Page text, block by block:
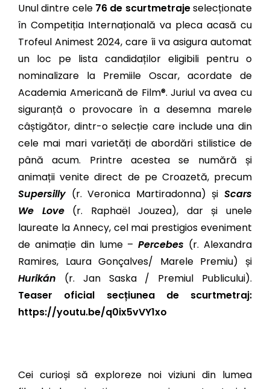
Unul dintre cele 76 de scurtmetrajeselecționate
în Competiția Internațională va pleca acasă cu
Trofeul Animest 2024, care îi va asigura automat
un loc pe lista candidaților eligibili pentru o
nominalizare la Premiile Oscar, acordate de
Academia Americană de Film®. Juriul va avea cu
siguranță o provocare în a desemna marele
câștigător, dintr-o selecție care include una din
cele mai mari varietăți de abordări stilistice de
până acum. Printre acestea se numără și
animații venite direct de pe Croazetă, precum
Supersilly (r. Veronica Martiradonna) șiScars
We Love (r. Raphaël Jouzea), dar și unele
laureate la Annecy, cel mai prestigios eveniment
de animație din lume –Percebes (r. Alexandra
Ramires, Laura Gonçalves/ Marele Premiu) și
Hurikán (r. Jan Saska / Premiul Publicului).
Teaser oficial secțiunea de scurtmetraj:
https://youtu.be/q0ix5vVY1xo
Cei curioși să exploreze noi viziuni din lumea